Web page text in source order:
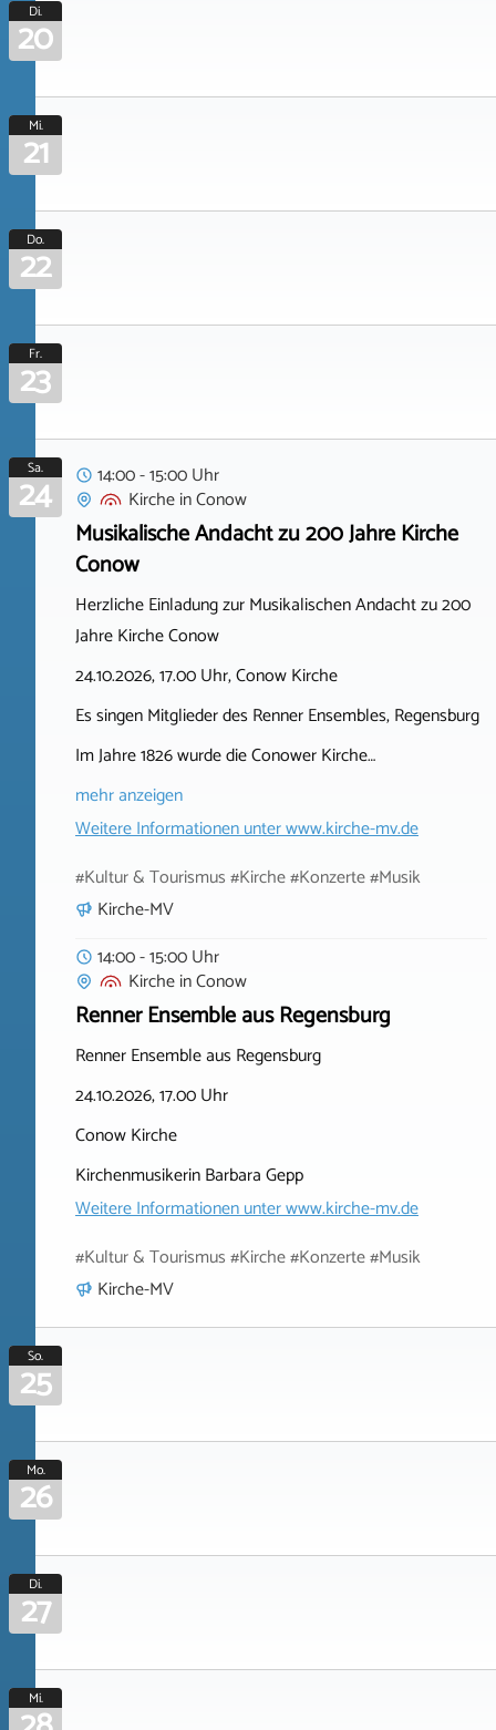
Di.
20
Mi.
21
Do.
22
Fr.
23
Sa.
24
14:00 - 15:00 Uhr
KircheinConow
Musikalische Andacht zu 200 Jahre Kirche
Conow
Herzliche Einladung zur Musikalischen Andacht zu 200
Jahre Kirche Conow
24.10.2026, 17.00 Uhr, Conow Kirche
Es singen Mitglieder des Renner Ensembles, Regensburg
Im Jahre 1826 wurde die Conower Kirche…
mehr anzeigen
Weitere Informationen unterwww.kirche-mv.de
#Kultur & Tourismus #Kirche #Konzerte #Musik
Kirche-MV
14:00 - 15:00 Uhr
KircheinConow
Renner Ensemble aus Regensburg
Renner Ensemble aus Regensburg
24.10.2026, 17.00 Uhr
Conow Kirche
Kirchenmusikerin Barbara Gepp
Weitere Informationen unterwww.kirche-mv.de
#Kultur & Tourismus #Kirche #Konzerte #Musik
Kirche-MV
So.
25
Mo.
26
Di.
27
Mi.